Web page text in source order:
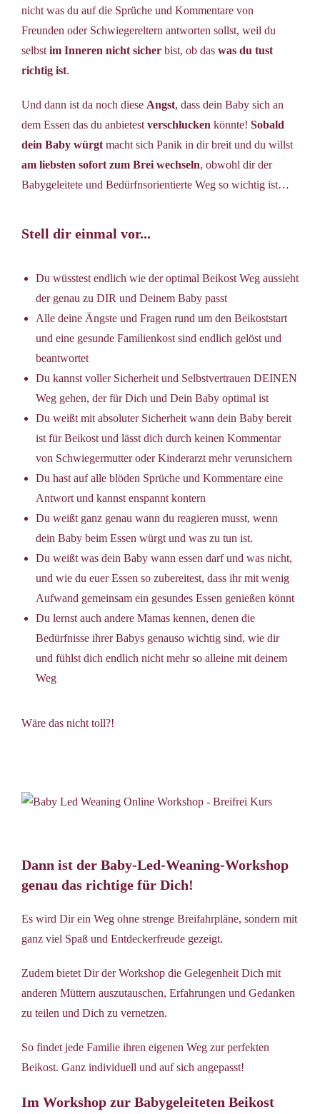
nicht was du auf die Sprüche und Kommentare von
Freunden oder Schwiegereltern antworten sollst, weil du
selbst im Inneren nicht sicher bist, ob das was du tust
richtig ist.
Und dann ist da noch diese Angst, dass dein Baby sich an
dem Essen das du anbietest verschlucken könnte! Sobald
dein Baby würgt macht sich Panik in dir breit und du willst
am liebsten sofort zum Brei wechseln, obwohl dir der
Babygeleitete und Bedürfnsorientierte Weg so wichtig ist…
Stell dir einmal vor...
Du wüsstest endlich wie der optimal Beikost Weg aussieht
der genau zu DIR und Deinem Baby passt
Alle deine Ängste und Fragen rund um den Beikoststart
und eine gesunde Familienkost sind endlich gelöst und
beantwortet
Du kannst voller Sicherheit und Selbstvertrauen DEINEN
Weg gehen, der für Dich und Dein Baby optimal ist
Du weißt mit absoluter Sicherheit wann dein Baby bereit
ist für Beikost und lässt dich durch keinen Kommentar
von Schwiegermutter oder Kinderarzt mehr verunsichern
Du hast auf alle blöden Sprüche und Kommentare eine
Antwort und kannst enspannt kontern
Du weißt ganz genau wann du reagieren musst, wenn
dein Baby beim Essen würgt und was zu tun ist.
Du weißt was dein Baby wann essen darf und was nicht,
und wie du euer Essen so zubereitest, dass ihr mit wenig
Aufwand gemeinsam ein gesundes Essen genießen könnt
Du lernst auch andere Mamas kennen, denen die
Bedürfnisse ihrer Babys genauso wichtig sind, wie dir
und fühlst dich endlich nicht mehr so alleine mit deinem
Weg
Wäre das nicht toll?!
Dann ist der Baby-Led-Weaning-Workshop
genau das richtige für Dich!
Es wird Dir ein Weg ohne strenge Breifahrpläne, sondern mit
ganz viel Spaß und Entdeckerfreude gezeigt.
Zudem bietet Dir der Workshop die Gelegenheit Dich mit
anderen Müttern auszutauschen, Erfahrungen und Gedanken
zu teilen und Dich zu vernetzen.
So findet jede Familie ihren eigenen Weg zur perfekten
Beikost. Ganz individuell und auf sich angepasst!
Im Workshop zur Babygeleiteten Beikost